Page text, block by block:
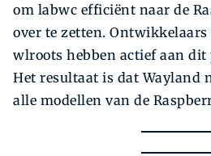
om labwc efficiënt naar de
over te zetten.
wlroots hebben actief aan dit
Het resultaat is dat Wayland
alle modellen van de